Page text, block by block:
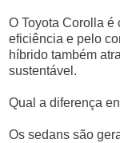
O Toyota Corolla
eficiência e pelo
híbrido também
sustentável.
Qual a diferença
Os sedans são